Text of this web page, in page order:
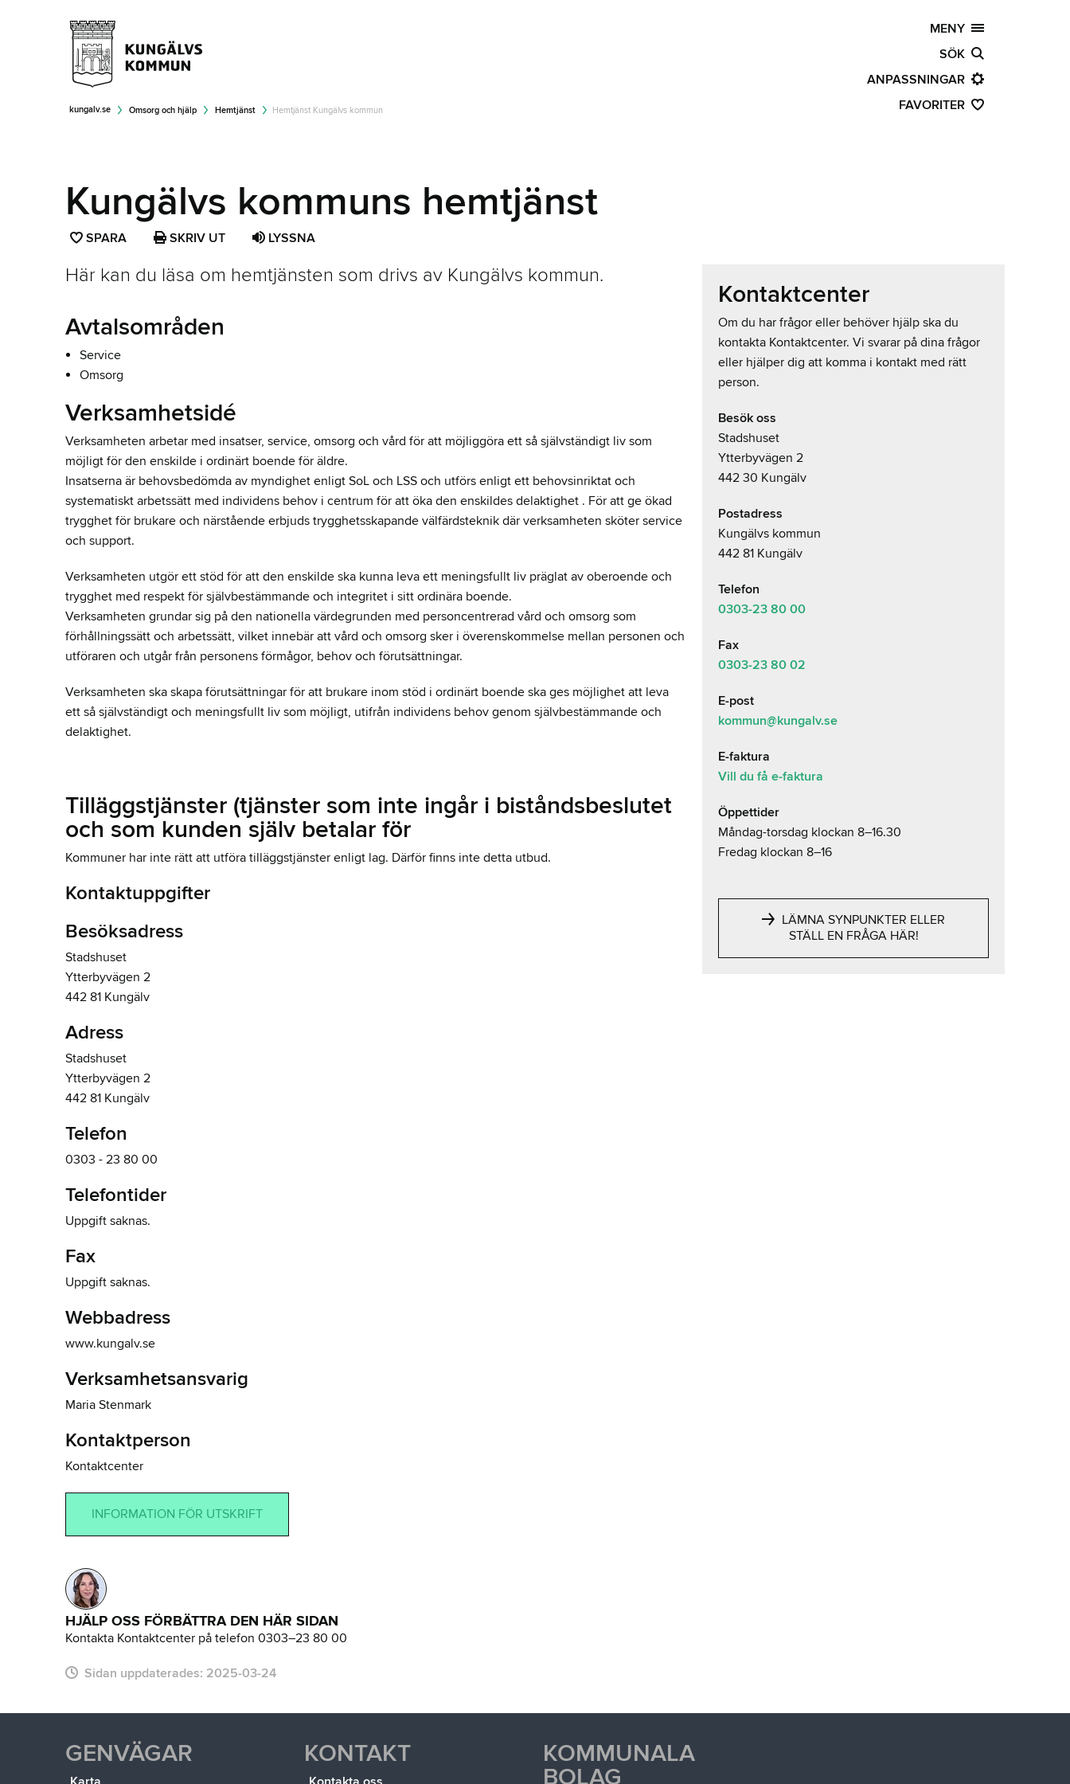
MENY
SÖK
ANPASSNINGAR
FAVORITER
kungalv.se Omsorg och hjälp Hemtjänst Hemtjänst Kungälvs kommun
Kungälvs kommuns hemtjänst
SPARA SPARA
SOM
SKRIV UT LYSSNA
Här kan du läsa om hemtjänsten som drivs av Kungälvs kommun.
Avtalsområden
Service
Omsorg
Verksamhetsidé
Verksamheten arbetar med insatser, service, omsorg och vård för att möjliggöra ett så självständigt liv som
möjligt för den enskilde i ordinärt boende för äldre.
Insatserna är behovsbedömda av myndighet enligt SoL och LSS och utförs enligt ett behovsinriktat och
systematiskt arbetssätt med individens behov i centrum för att öka den enskildes delaktighet . För att ge ökad
trygghet för brukare och närstående erbjuds trygghetsskapande välfärdsteknik där verksamheten sköter service
och support.
Verksamheten utgör ett stöd för att den enskilde ska kunna leva ett meningsfullt liv präglat av oberoende och
trygghet med respekt för självbestämmande och integritet i sitt ordinära boende.
Verksamheten grundar sig på den nationella värdegrunden med personcentrerad vård och omsorg som
förhållningssätt och arbetssätt, vilket innebär att vård och omsorg sker i överenskommelse mellan personen och
utföraren och utgår från personens förmågor, behov och förutsättningar.
Verksamheten ska skapa förutsättningar för att brukare inom stöd i ordinärt boende ska ges möjlighet att leva
ett så självständigt och meningsfullt liv som möjligt, utifrån individens behov genom självbestämmande och
delaktighet.
Tilläggstjänster (tjänster som inte ingår i biståndsbeslutet
och som kunden själv betalar för
Kommuner har inte rätt att utföra tilläggstjänster enligt lag. Därför finns inte detta utbud.
Kontaktuppgifter
Besöksadress
Stadshuset
Ytterbyvägen 2
442 81 Kungälv
Adress
Stadshuset
Ytterbyvägen 2
442 81 Kungälv
Telefon
0303 - 23 80 00
Telefontider
Uppgift saknas.
Fax
Uppgift saknas.
Webbadress
www.kungalv.se
Verksamhetsansvarig
Maria Stenmark
Kontaktperson
Kontaktcenter
INFORMATION FÖR UTSKRIFT
Kontaktcenter
Om du har frågor eller behöver hjälp ska du
kontakta Kontaktcenter. Vi svarar på dina frågor
eller hjälper dig att komma i kontakt med rätt
person.
Besök oss
Stadshuset
Ytterbyvägen 2
442 30 Kungälv
Postadress
Kungälvs kommun
442 81 Kungälv
Telefon
0303-23 80 00
Fax
0303-23 80 02
E-post
kommun@kungalv.se
E-faktura
Vill du få e-faktura
Öppettider
Måndag-torsdag klockan 8–16.30
Fredag klockan 8–16
LÄMNA SYNPUNKTER ELLER
STÄLL EN FRÅGA HÄR!
HJÄLP OSS FÖRBÄTTRA DEN HÄR SIDAN
Kontakta Kontaktcenter på telefon 0303–23 80 00
Sidan uppdaterades: 2025-03-24
GENVÄGAR KONTAKT
KOMMUNALA
BOLAG